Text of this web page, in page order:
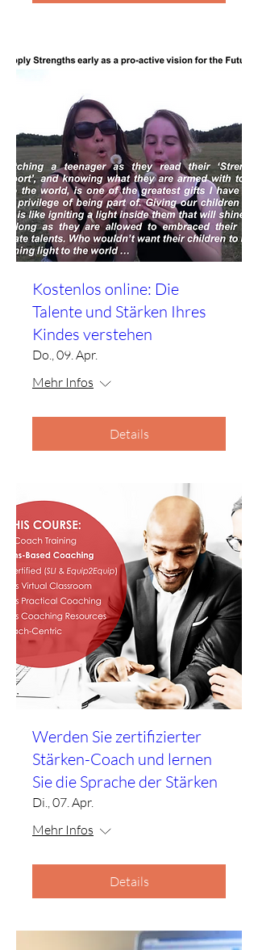
Kostenlos online: Die
Talente und Stärken Ihres
Kindes verstehen
Do., 09. Apr.
Mehr Infos
Details
Werden Sie zertifizierter
Stärken-Coach und lernen
Sie die Sprache der Stärken
Di., 07. Apr.
Mehr Infos
Details